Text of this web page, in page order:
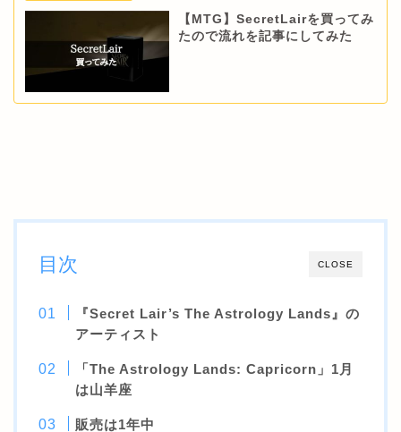
【MTG】SecretLairを買ってみ
たので流れを記事にしてみた
CLOSE
目次
『Secret Lair’s The Astrology Lands』の
アーティスト
「The Astrology Lands: Capricorn」1月
は山羊座
販売は1年中